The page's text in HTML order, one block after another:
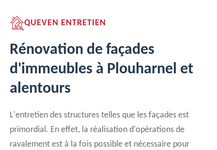
QUEVEN ENTRETIEN
Rénovation de façades
d'immeubles à Plouharnel et
alentours
L'entretien des structures telles que les façades est
primordial. En effet, la réalisation d'opérations de
ravalement est à la fois possible et nécessaire pour